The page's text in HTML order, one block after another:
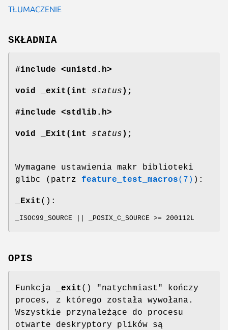
TŁUMACZENIE
SKŁADNIA
#include <unistd.h>
void _exit(int status );
#include <stdlib.h>
void _Exit(int status );
Wymagane ustawienia makr biblioteki
glibc (patrz feature_test_macros(7) ):
_Exit ():
_ISOC99_SOURCE || _POSIX_C_SOURCE >= 200112L
OPIS
Funkcja _exit () "natychmiast" kończy
proces, z którego została wywołana.
Wszystkie przynależące do procesu
otwarte deskryptory plików są